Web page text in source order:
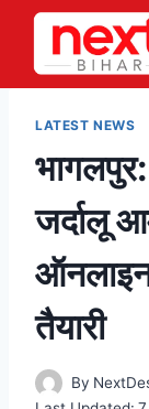
Skip
content
LATEST NEWS
जर्दालू
तैयारी
By